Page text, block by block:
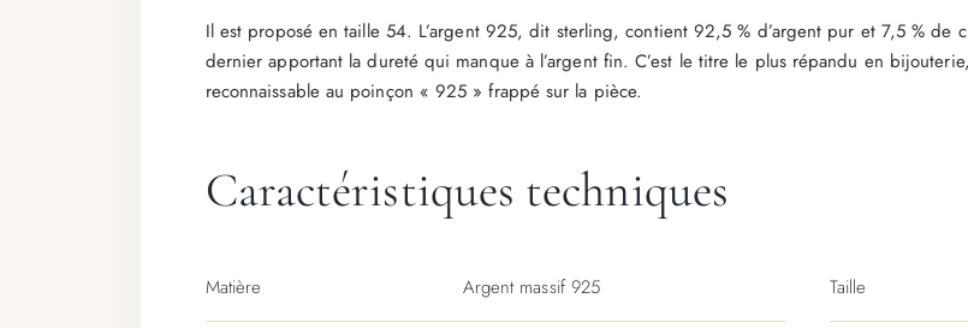
Il est proposé en taille 54. L’argent 925, dit sterling, contient 92,5 % d’argent pur et 7,5 % de
dernier apportant la dureté qui manque à l’argent fin. C’est le titre le plus répandu en bijouterie,
reconnaissable au poinçon « 925 » frappé sur la pièce.
Caractéristiques techniques
Matière Argent massif 925 Taille